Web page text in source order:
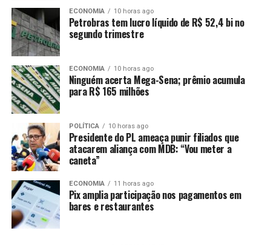
A especialista ressalta ainda que a depressão pode
ocasionar sintomas de perda de cognição, como o
esquecimento. Por esse motivo, em estágios iniciais, é
comum que os profissionais prescrevam antidepressivos
na tentativa de eliminar essa possível causa subjacente.
No novo estudo sueco, os autores destacam que alguns
pacientes recebem a prescrição desses medicamentos
para tratar sintomas comportamentais e psicológicos
da demência, os quais podem ser confundidos com
episódios depressivos. Para esses casos, o estudo
desaconselha o uso dos remédios, pois o tratamento não
estaria direcionado à causa subjacente dos sintomas.
Os resultados foram obtidos a partir de uma pesquisa
com dados de quase 19 mil pessoas, com idade média de
ECONOMIA 10 horas ago
Petrobras tem lucro líquido de R$ 52,4 bi no
segundo trimestre
ECONOMIA 10 horas ago
Ninguém acerta Mega-Sena; prêmio acumula
para R$ 165 milhões
POLÍTICA 10 horas ago
Presidente do PL ameaça punir filiados que
atacarem aliança com MDB: “Vou meter a
caneta”
ECONOMIA 11 horas ago
Pix amplia participação nos pagamentos em
bares e restaurantes